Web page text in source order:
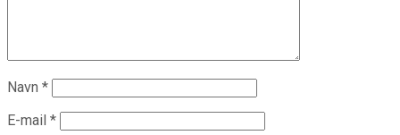
Navn *
E-mail *